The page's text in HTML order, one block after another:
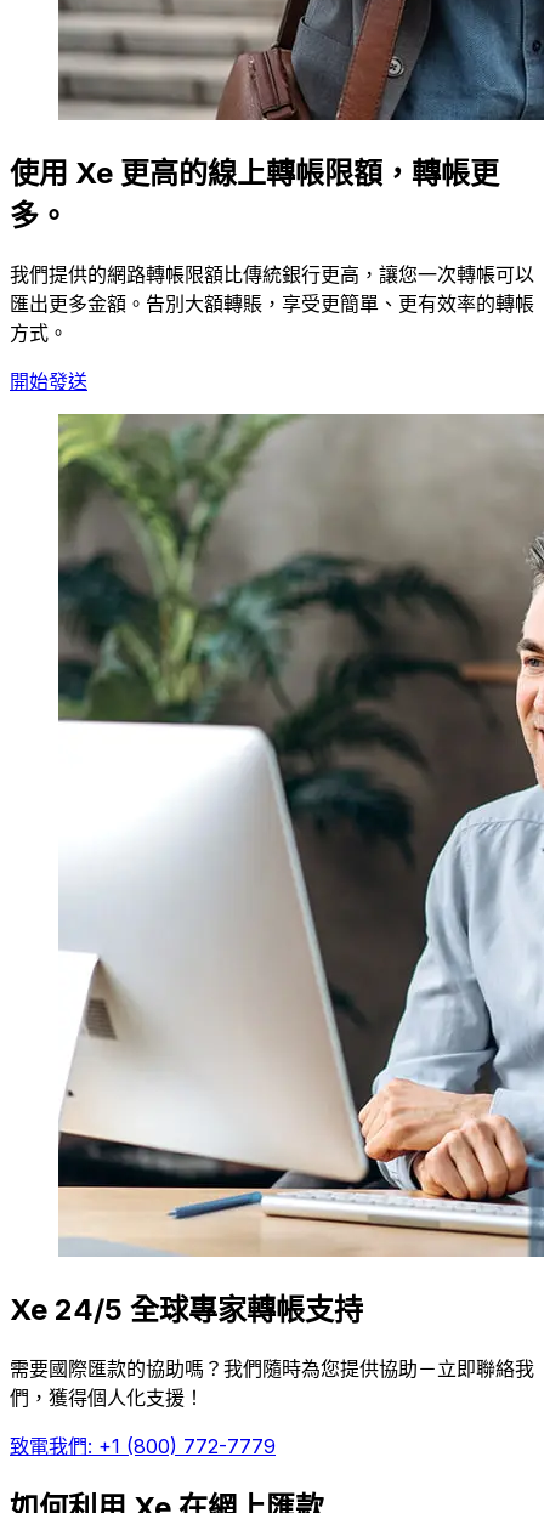
使用 Xe 更高的線上轉帳限額，轉帳更
多。
我們提供的網路轉帳限額比傳統銀行更高，讓您一次轉帳可以
匯出更多金額。告別大額轉賬，享受更簡單、更有效率的轉帳
方式。
開始發送
Xe 24/5 全球專家轉帳支持
需要國際匯款的協助嗎？我們隨時為您提供協助－立即聯絡我
們，獲得個人化支援！
致電我們: +1 (800) 772-7779